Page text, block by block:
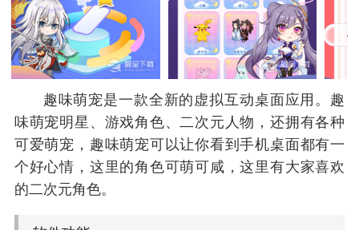
趣味萌宠是一款全新的虚拟互动桌面应用。趣
味萌宠明星、游戏角色、二次元人物，还拥有各种
可爱萌宠，趣味萌宠可以让你看到手机桌面都有一
个好心情，这里的角色可萌可咸，这里有大家喜欢
的二次元角色。